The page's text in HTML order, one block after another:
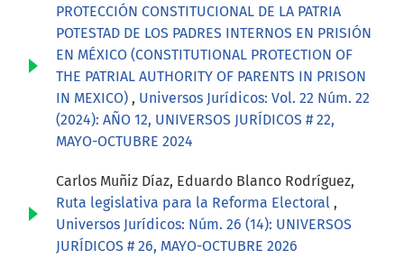
PROTECCIÓN CONSTITUCIONAL DE LA PATRIA
POTESTAD DE LOS PADRES INTERNOS EN PRISIÓN
EN MÉXICO (CONSTITUTIONAL PROTECTION OF
THE PATRIAL AUTHORITY OF PARENTS IN PRISON
IN MEXICO) , Universos Jurídicos: Vol. 22 Núm. 22
(2024): AÑO 12, UNIVERSOS JURÍDICOS # 22,
MAYO-OCTUBRE 2024
Carlos Muñiz Díaz, Eduardo Blanco Rodríguez,
Ruta legislativa para la Reforma Electoral ,
Universos Jurídicos: Núm. 26 (14): UNIVERSOS
JURÍDICOS # 26, MAYO-OCTUBRE 2026